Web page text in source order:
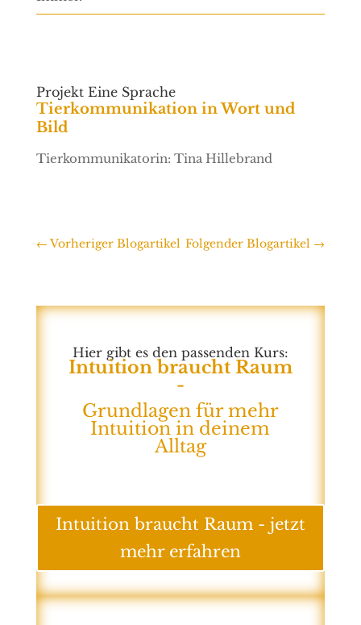
Projekt Eine Sprache
Tierkommunikation in Wort und
Bild
Tierkommunikatorin: Tina Hillebrand
←Vorheriger Blogartikel Folgender Blogartikel →
Hier gibt es den passenden Kurs:
Intuition braucht Raum
-
Grundlagen für mehr
Intuition in deinem
Alltag
Intuition braucht Raum - jetzt
mehr erfahren